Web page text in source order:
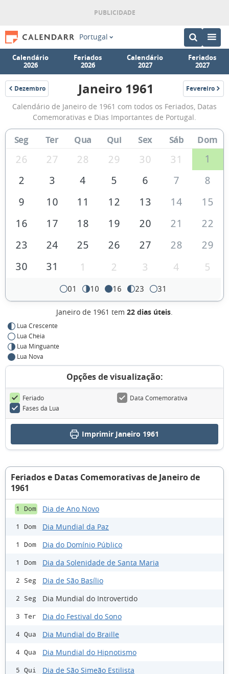
Portugal
Calendário
2026
Feriados
2026
Calendário
2027
Feriados
2027
Dezembro
1960
Calendário
de
Janeiro
de
1961
Janeiro 1961 Fevereiro
1961
Calendário de Janeiro de 1961 com todos os Feriados, Datas
Comemorativas e Dias Importantes de Portugal.
Seg Ter Qua Qui Sex Sáb Dom
26 27 28 29 30 31
1
2
3 4 5 6 7
8
9
10 11 12 13 14
15
16
17 18 19 20 21
22
23
24 25 26 27 28
29
30
31 1 2 3 4 5
01 10 16 23 31
Janeiro de 1961 tem 22 dias úteis.
Lua Crescente
Lua Cheia
Lua Minguante
Lua Nova
Opções de visualização:
Feriado
Data Comemorativa
Fases da Lua
Imprimir Janeiro 1961
Feriados e Datas Comemorativas de Janeiro de
1961
1 Dom Dia de Ano Novo
1 Dom Dia Mundial da Paz
1 Dom Dia do Domínio Público
1 Dom Dia da Solenidade de Santa Maria
2 Seg Dia de São Basílio
2 Seg Dia Mundial do Introvertido
3 Ter Dia do Festival do Sono
4 Qua Dia Mundial do Braille
4 Qua Dia Mundial do Hipnotismo
5 Qui Dia de São Simeão Estilista